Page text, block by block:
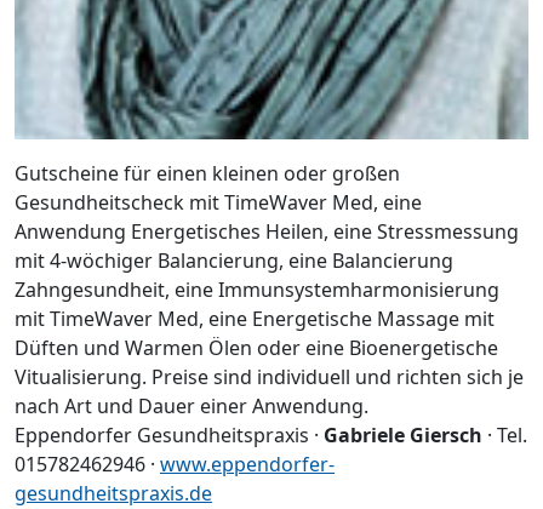
Gutscheine für einen kleinen oder großen
Gesundheitscheck mit TimeWaver Med, eine
Anwendung Energetisches Heilen, eine Stressmessung
mit 4-wöchiger Balancierung, eine Balancierung
Zahngesundheit, eine Immunsystemharmonisierung
mit TimeWaver Med, eine Energetische Massage mit
Düften und Warmen Ölen oder eine Bioenergetische
Vitualisierung. Preise sind individuell und richten sich je
nach Art und Dauer einer Anwendung.
Eppendorfer Gesundheitspraxis · Gabriele Giersch · Tel.
015782462946 · www.eppendorfer-
gesundheitspraxis.de